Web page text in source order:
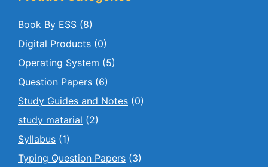
Book By ESS (8)
Digital Products (0)
Operating System (5)
Question Papers (6)
Study Guides and Notes (0)
study matarial (2)
Syllabus (1)
Typing Question Papers (3)